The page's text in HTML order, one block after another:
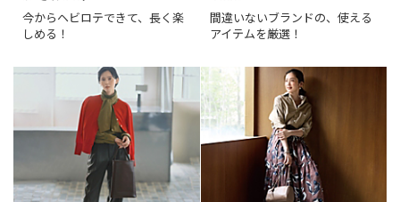
再入荷
ラスト1
画像小 画像大
30件 90件
今からヘビロテできて、長く楽
しめる！
間違いないブランドの、使える
アイテムを厳選！